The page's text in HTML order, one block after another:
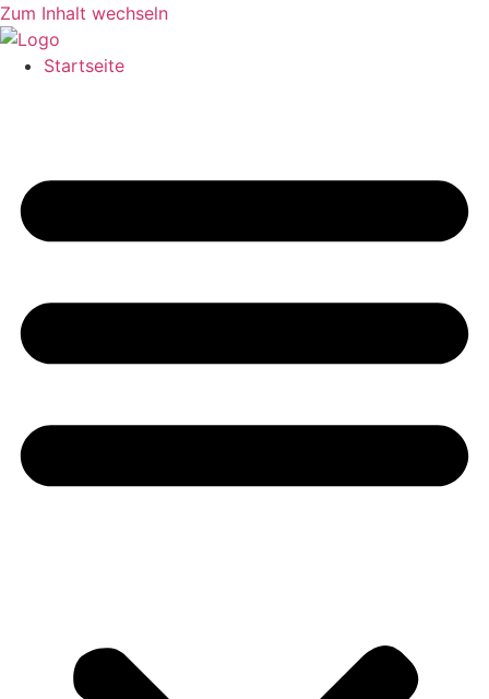
Zum Inhalt wechseln
Startseite